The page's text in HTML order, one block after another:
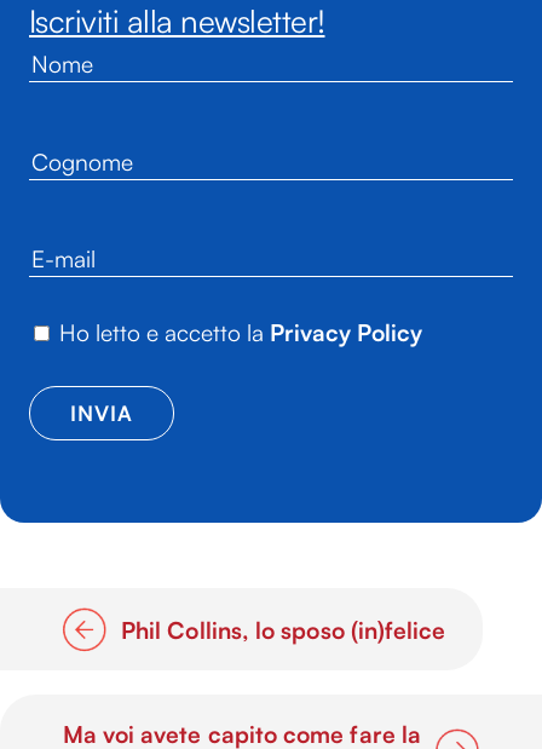
Iscriviti alla newsletter!
Ho letto e accetto la Privacy Policy
Phil Collins, lo sposo (in)felice
Ma voi avete capito come fare la